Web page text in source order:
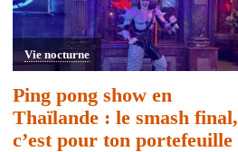
Vie nocturne
Ping pong show en
Thaïlande : le smash final,
c’est pour ton portefeuille